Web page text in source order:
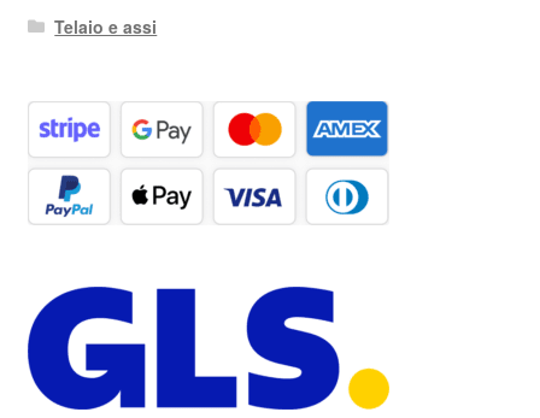
Telaio e assi